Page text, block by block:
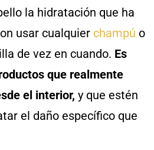
la hidratación que ha
usar cualquier champú o
de vez en cuando. Es
que realmente
el interior, y que estén
el daño específico que